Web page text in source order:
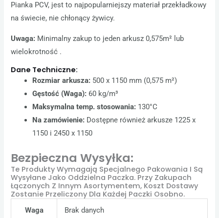
Pianka PCV, jest to najpopularniejszy materiał przekładkowy
na świecie, nie chłonący żywicy.
Uwaga: Minimalny zakup to jeden arkusz 0,575m² lub
wielokrotność .
Dane Techniczne:
Rozmiar arkusza: 500 x 1150 mm (0,575 m²)
Gęstość (Waga): 60 kg/m³
Maksymalna temp. stosowania: 130°C
Na zamówienie: Dostępne również arkusze 1225 x
1150 i 2450 x 1150
Bezpieczna Wysyłka:
Te Produkty Wymagają Specjalnego Pakowania I Są
Wysyłane Jako Oddzielna Paczka. Przy Zakupach
Łączonych Z Innym Asortymentem, Koszt Dostawy
Zostanie Przeliczony Dla Każdej Paczki Osobno.
Waga Brak danych